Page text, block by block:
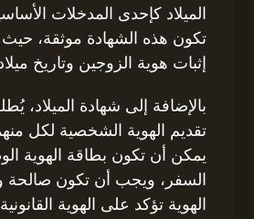
الميلاد كإحدى المدخلات
تكون هذه الشهادة موثقة،
إثبات هوية الزوجين وتاريخ
بالإضافة إلى شهادة الميلاد،
تقديم الهوية الشخصية لكل
يمكن أن تكون بطاقة الهوية
السفر، ويجب أن تكون صالحة
الهوية تؤكد على الهوية